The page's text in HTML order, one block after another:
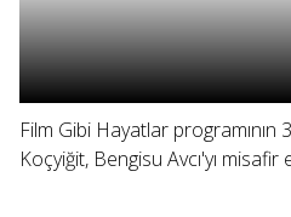
Film Gibi Hayatlar
Koçyiğit, Bengisu Avcı'yı misafir